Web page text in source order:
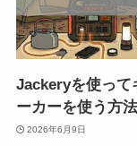
Jackeryを使って
ーカーを使う方
2026年6月9日